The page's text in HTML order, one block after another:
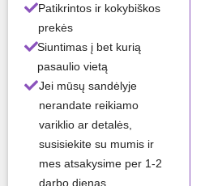
Patikrintos ir kokybiškos
prekės
Siuntimas į bet kurią
pasaulio vietą
Jei mūsų sandėlyje
nerandate reikiamo
variklio ar detalės,
susisiekite su mumis ir
mes atsakysime per 1-2
darbo dienas.